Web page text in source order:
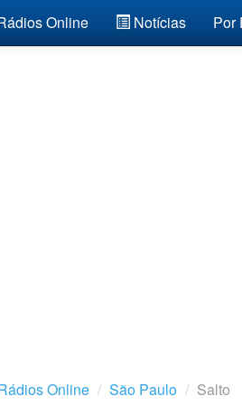
Online Notícias Por
Online São Paulo Salto